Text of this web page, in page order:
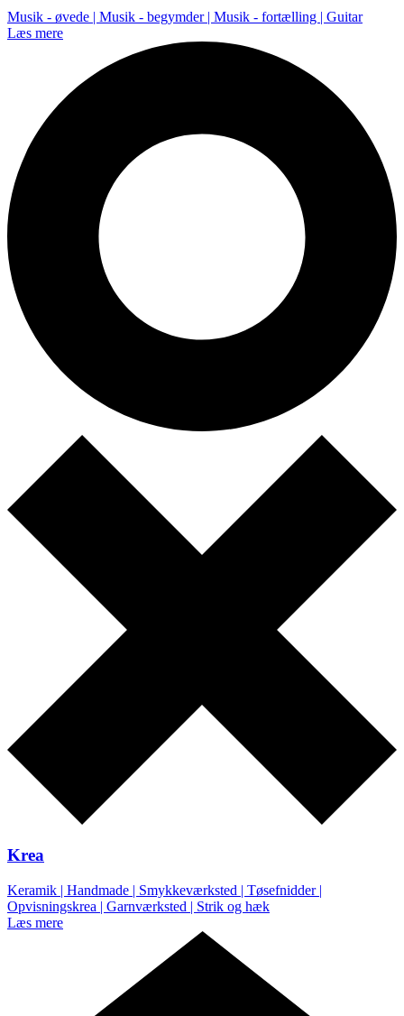
Musik - øvede | Musik - begymder | Musik - fortælling | Guitar
Læs mere
Krea
Keramik | Handmade | Smykkeværksted | Tøsefnidder |
Opvisningskrea | Garnværksted | Strik og hæk
Læs mere